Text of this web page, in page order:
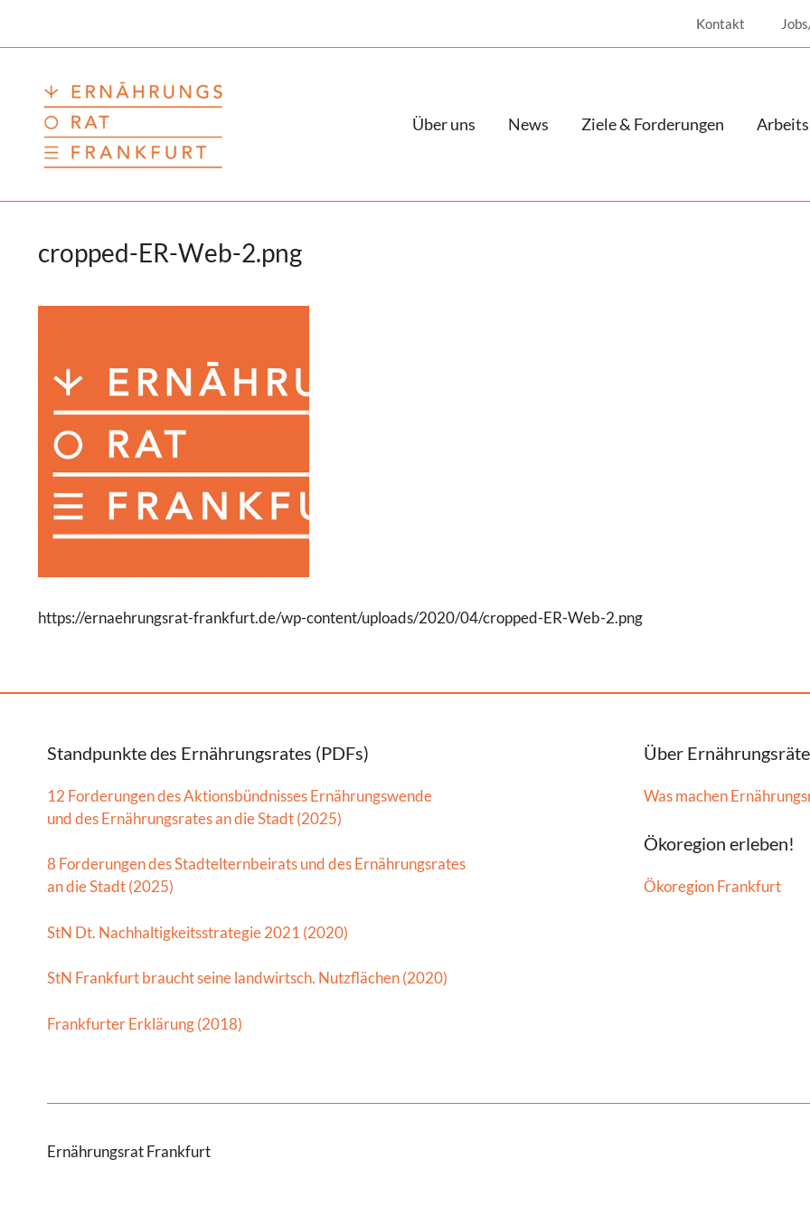
Kontakt
Über uns News Ziele & Forderungen
cropped-ER-Web-2.png
https://ernaehrungsrat-frankfurt.de/wp-content/uploads/2020/04/cropped-ER-Web-2.png
Standpunkte des Ernährungsrates (PDFs)
12 Forderungen des Aktionsbündnisses Ernährungswende
und des Ernährungsrates an die Stadt (2025)
8 Forderungen des Stadtelternbeirats und des Ernährungsrates
an die Stadt (2025)
StN Dt. Nachhaltigkeitsstrategie 2021 (2020)
StN Frankfurt braucht seine landwirtsch. Nutzflächen (2020)
Frankfurter Erklärung (2018)
Über Ernährungsräte
Was machen
Ökoregion erleben!
Ökoregion Frankfurt
Ernährungsrat Frankfurt